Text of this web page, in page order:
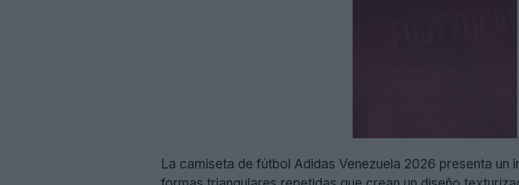
La camiseta de fútbol Adidas Venezuela 2026 presenta